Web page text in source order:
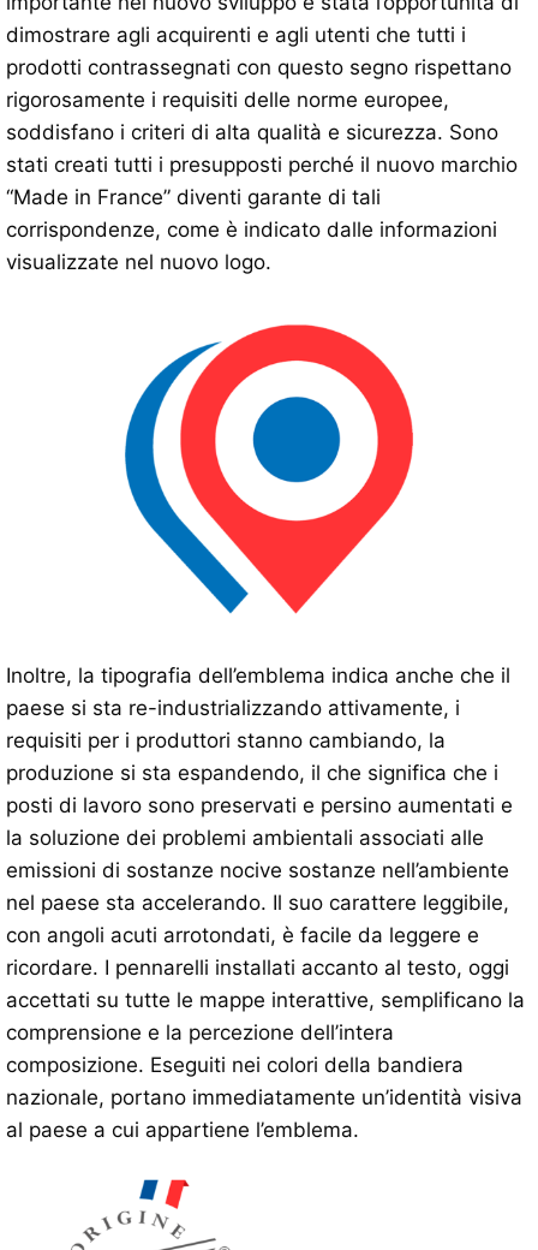
dimostrare agli acquirenti e agli utenti che tutti i
prodotti contrassegnati con questo segno rispettano
rigorosamente i requisiti delle norme europee,
soddisfano i criteri di alta qualità e sicurezza. Sono
stati creati tutti i presupposti perché il nuovo marchio
“Made in France” diventi garante di tali
corrispondenze, come è indicato dalle informazioni
visualizzate nel nuovo logo.
Inoltre, la tipografia dell’emblema indica anche che il
paese si sta re-industrializzando attivamente, i
requisiti per i produttori stanno cambiando, la
produzione si sta espandendo, il che significa che i
posti di lavoro sono preservati e persino aumentati e
la soluzione dei problemi ambientali associati alle
emissioni di sostanze nocive sostanze nell’ambiente
nel paese sta accelerando. Il suo carattere leggibile,
con angoli acuti arrotondati, è facile da leggere e
ricordare. I pennarelli installati accanto al testo, oggi
accettati su tutte le mappe interattive, semplificano la
comprensione e la percezione dell’intera
composizione. Eseguiti nei colori della bandiera
nazionale, portano immediatamente un’identità visiva
al paese a cui appartiene l’emblema.